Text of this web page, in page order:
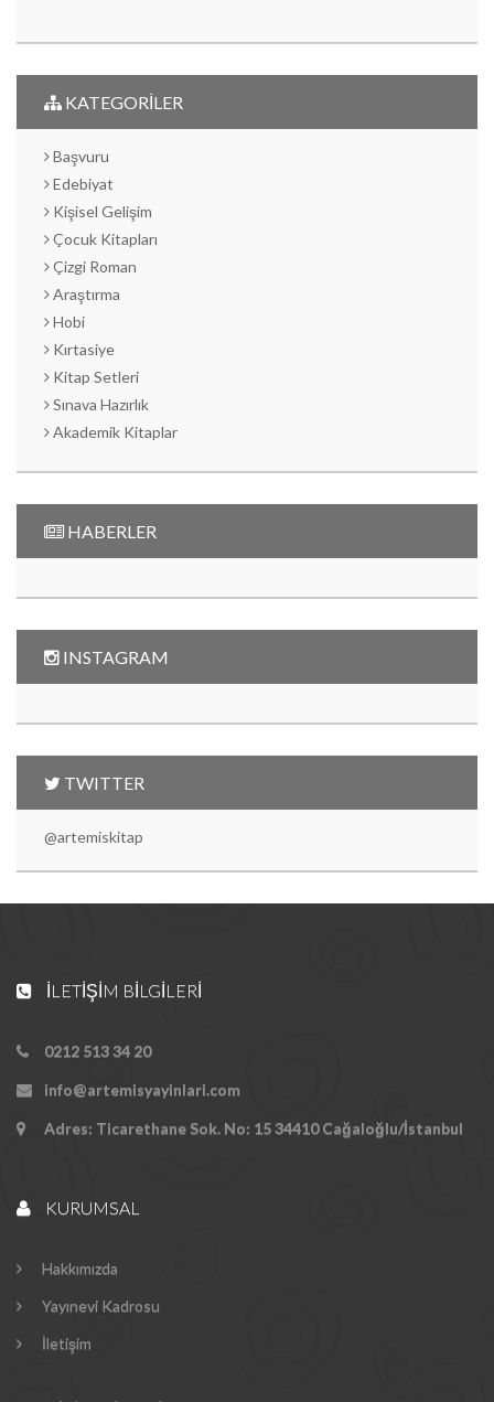
KATEGORİLER
Başvuru
Edebiyat
Kişisel Gelişim
Çocuk Kitapları
Çizgi Roman
Araştırma
Hobi
Kırtasiye
Kitap Setleri
Sınava Hazırlık
Akademik Kitaplar
HABERLER
INSTAGRAM
TWITTER
@artemiskitap
İLETIŞIM BILGILERI
0212 513 34 20
info@artemisyayinlari.com
Adres: Ticarethane Sok. No: 15 34410 Cağaloğlu/İstanbul
KURUMSAL
Hakkımızda
Yayınevi Kadrosu
İletişim